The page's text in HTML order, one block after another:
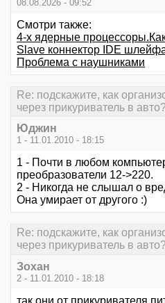
08.08.2026 - 09:52
Смотри также:
4-х ядерные
Slave коннектор IDE
Проблема с наушниками
Re: подскажите, как
через прикуриватель в
Юджин
1 - 11.01.2010 - 18:15
1 - Почти в любом
преобразователи 12->220.
2 - Никогда не слышал о
Она умирает от другого :)
Re: подскажите, как
через прикуриватель в
Зохан
2 - 11.01.2010 - 18:18
так они от прикуривателя